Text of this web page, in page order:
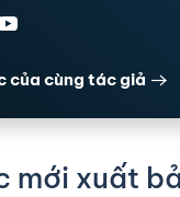
của cùng tác giả
mới xuất